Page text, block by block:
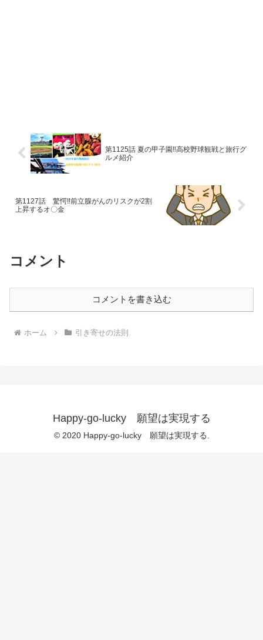
第1125話 夏の甲子園‼高校野球観戦と旅行グ
ルメ紹介
第1127話 驚愕‼前立腺がんのリスクが2割
上昇するオ〇金
コメント
コメントを書き込む
ホーム 引き寄せの法則
Happy-go-lucky 願望は実現する
© 2020 Happy-go-lucky 願望は実現する.